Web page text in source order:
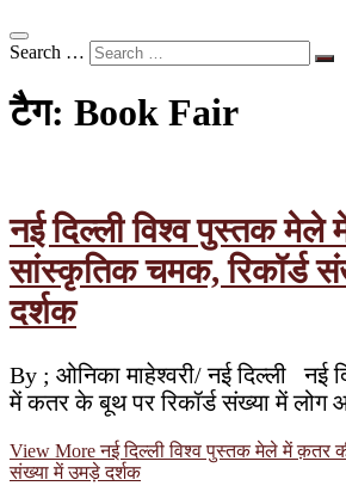
Search …
टैग: Book Fair
नई दिल्ली विश्व पुस्तक मेले
सांस्कृतिक चमक, रिकॉर्ड
दर्शक
By ; ओनिका माहेश्वरी/ नई दिल्ली नई
में कतर के बूथ पर रिकॉर्ड संख्या में
View Moreनई दिल्ली विश्व पुस्तक मेले में क़तर
संख्या में उमड़े दर्शक